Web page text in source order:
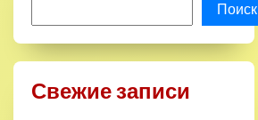
Поиск
Свежие записи